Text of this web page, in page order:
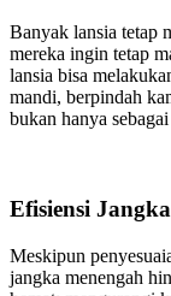
Banyak lansia tetap
mereka ingin tetap
lansia bisa
mandi, berpindah
bukan hanya
Efisiensi
Meskipun
jangka menengah